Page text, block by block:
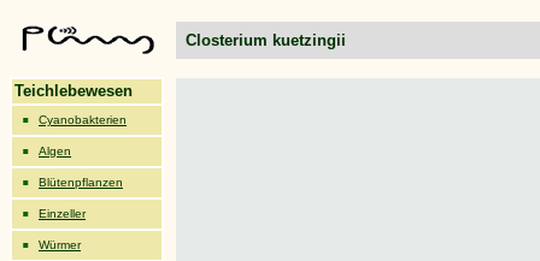
Closterium kuetzingii
Teichlebewesen
Cyanobakterien
Algen
Blütenpflanzen
Einzeller
Würmer